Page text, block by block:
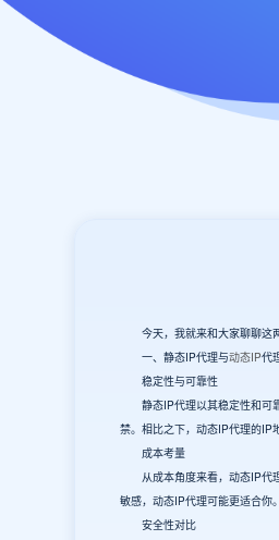
今天，我就来和大家聊聊这两
一、静态IP代理与动态IP代
稳定性与可靠性
静态IP代理以其稳定性和可靠
禁。相比之下，动态IP代理的IP
成本考量
从成本角度来看，动态IP代理
敏感，动态IP代理可能更适合你。
安全性对比